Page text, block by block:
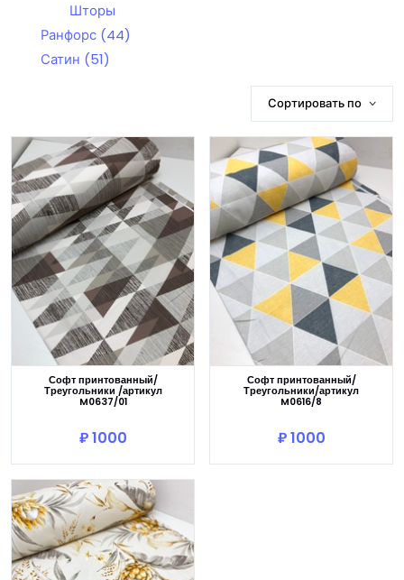
Шторы
Ранфорс (44)
Сатин (51)
Сортировать по
В корзину
Софт принтованный/
Треугольники /артикул
M0637/01
₽ 1000
В корзину
Софт принтованный/
Треугольники/артикул
M0616/8
₽ 1000